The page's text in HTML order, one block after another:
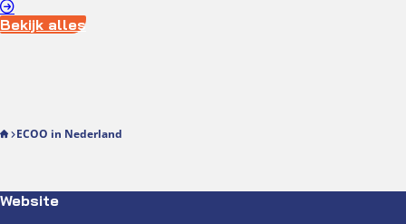
Bekijk alles
ECOO in Nederland
Website